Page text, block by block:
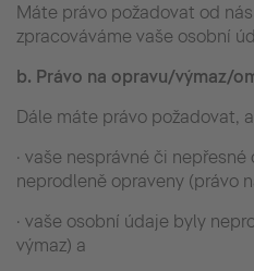
Máte právo požadovat od
zpracováváme vaše osobní
b. Právo na opravu/výmaz/
Dále máte právo požadovat,
· vaše nesprávné či
neprodleně opraveny (právo
· vaše osobní údaje byly
výmaz) a